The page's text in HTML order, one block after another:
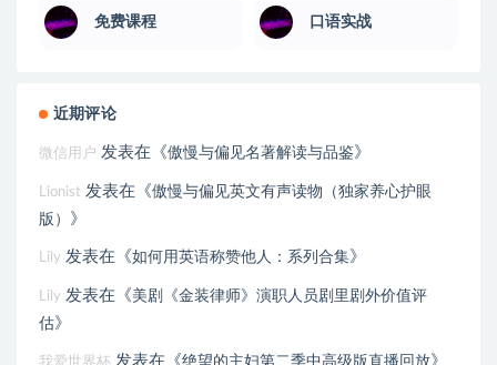
免费课程 口语实战
近期评论
微信用户 发表在《傲慢与偏见名著解读与品鉴 》
Lionist 发表在《傲慢与偏见英文有声读物（独家养心护眼
版）
》
Lily 发表在《如何用英语称赞他人：系列合集》
Lily 发表在《 美剧《金装律师》演职人员剧里剧外价值评
估》
发表在《绝望的主妇第二季中高级版直播回放》